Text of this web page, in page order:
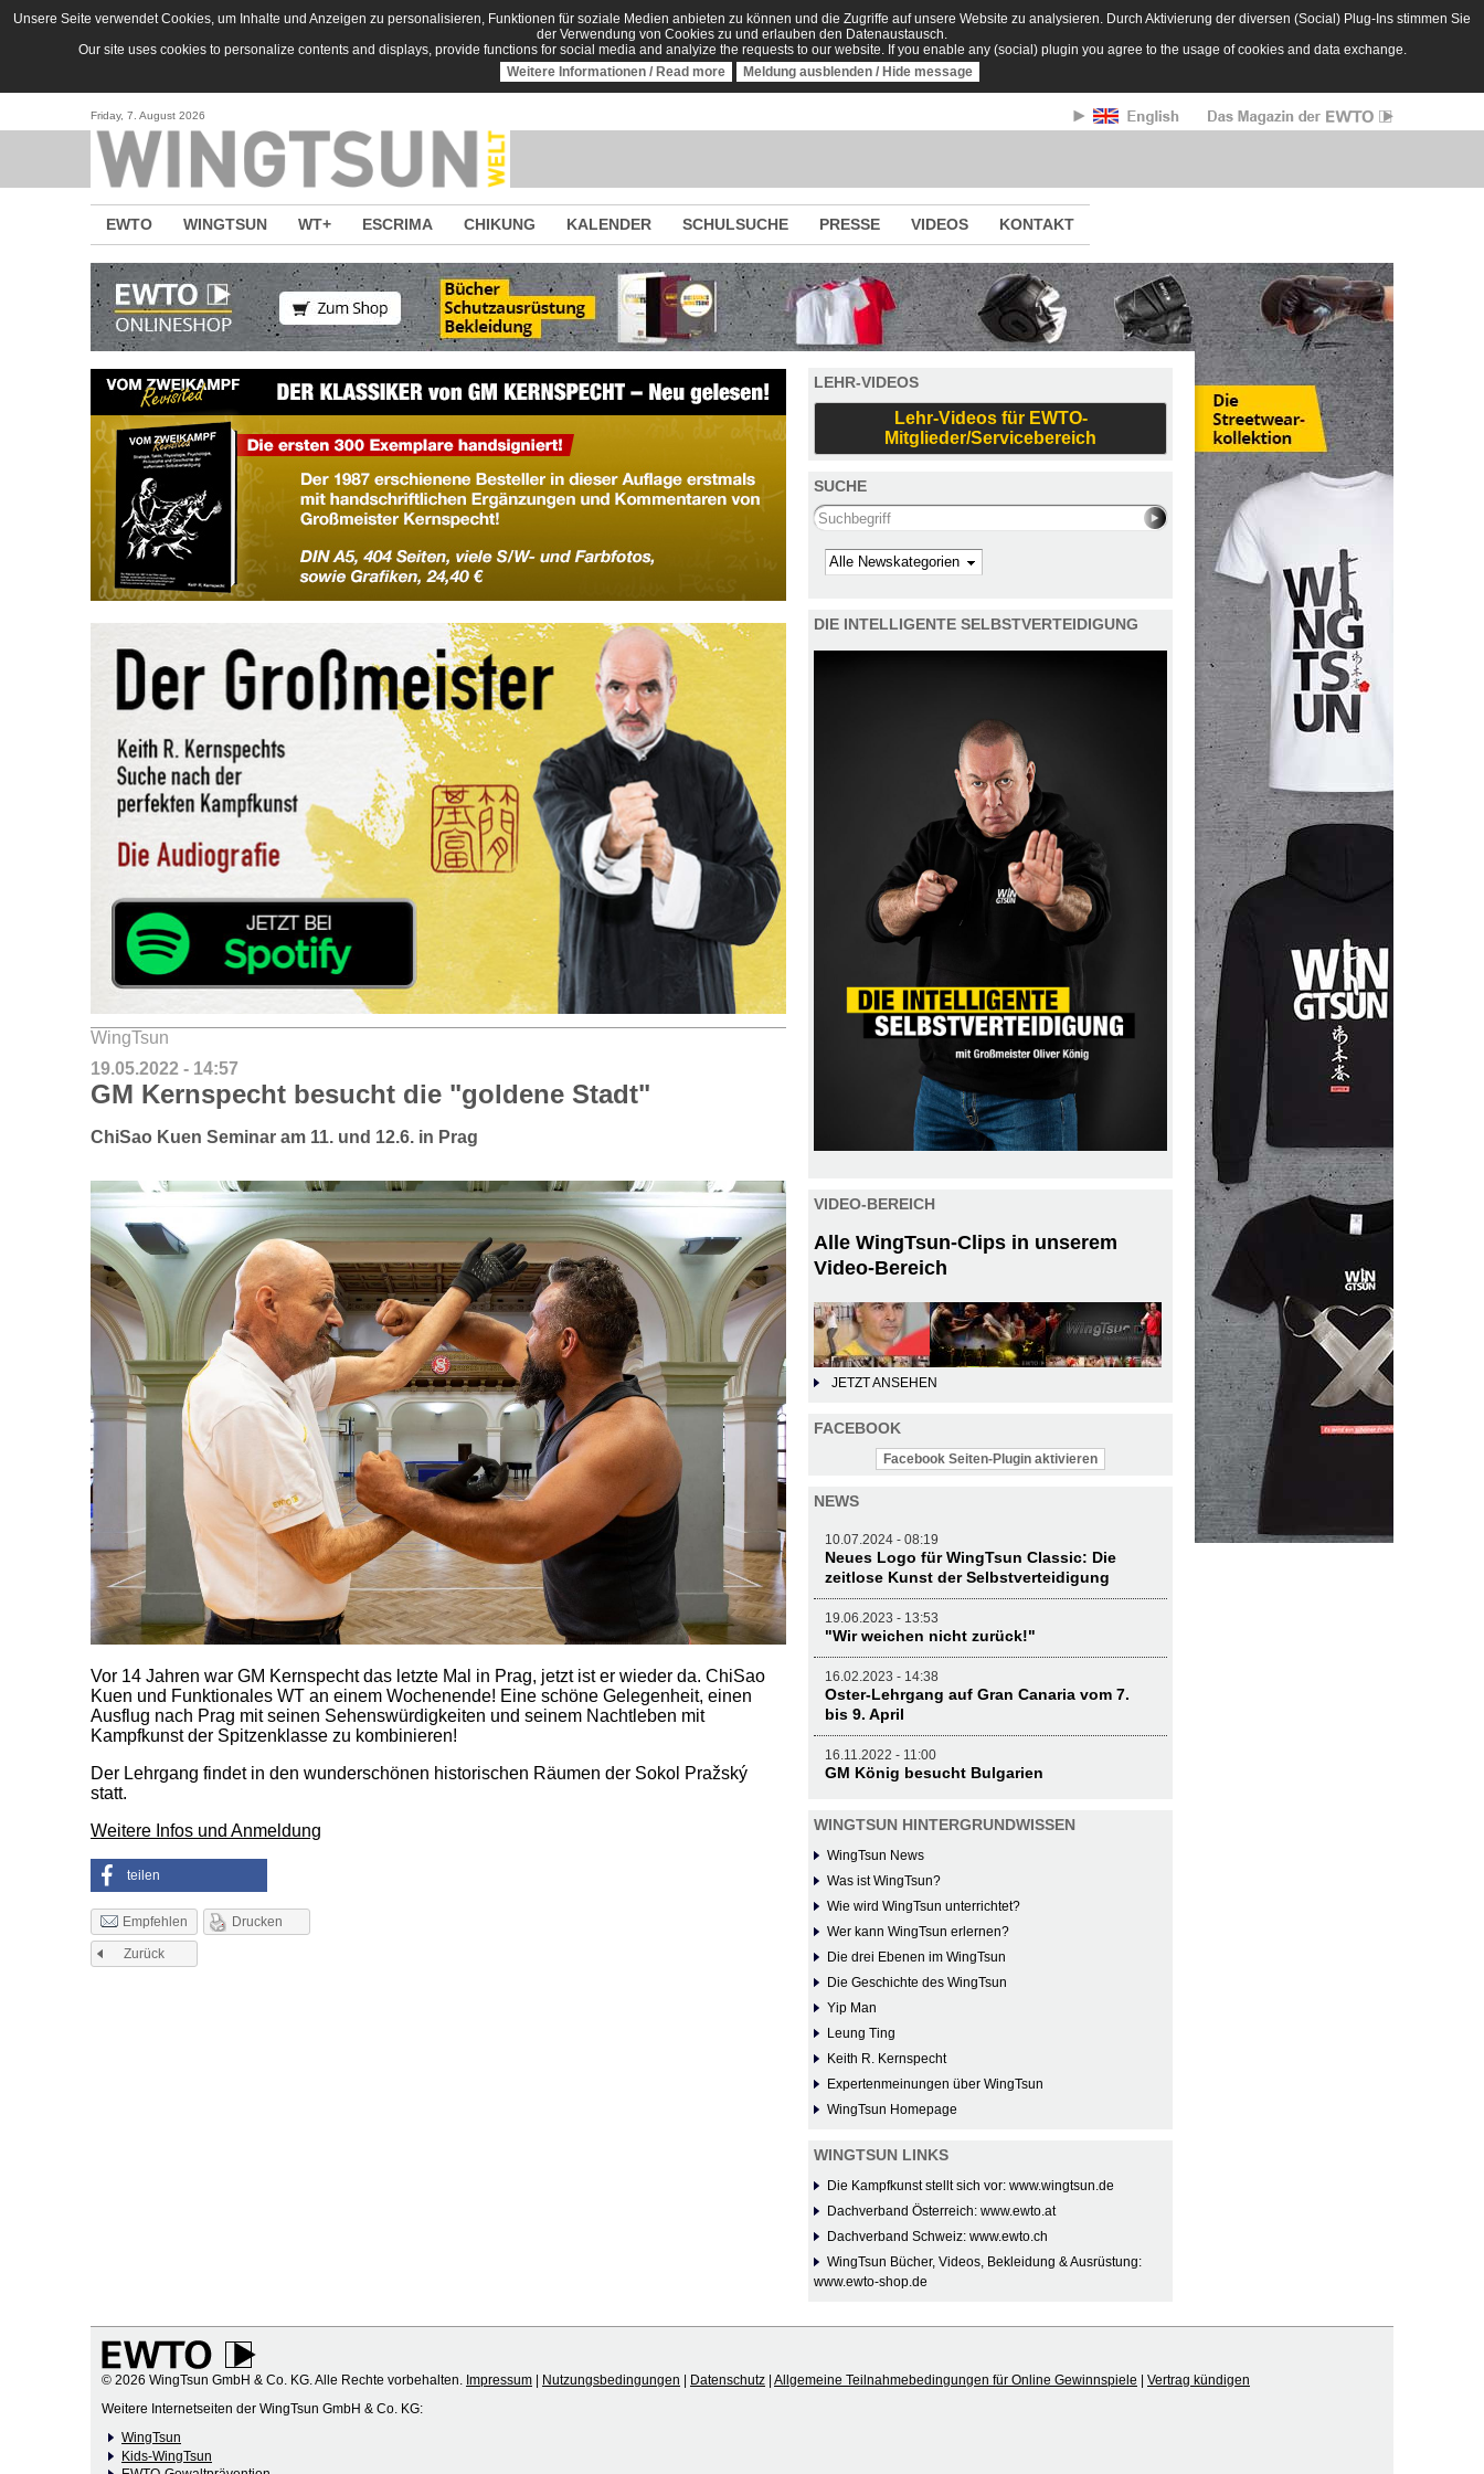
Direkt zum Inhalt
Unsere Seite verwendet Cookies, um Inhalte und Anzeigen zu personalisieren, Funktionen für soziale Medien anbieten zu können und die Zugriffe auf unsere Website zu analysieren. Durch Aktivierung der diversen (Social) Plug-Ins stimmen Sie
der Verwendung von Cookies zu und erlauben den Datenaustausch.
Our site uses cookies to personalize contents and displays, provide functions for social media and analyize the requests to our website. If you enable any (social) plugin you agree to the usage of cookies and data exchange.
Weitere Informationen / Read more
Meldung ausblenden / Hide message
Friday, 7. August 2026
EWTO WINGTSUN WT+ ESCRIMA CHIKUNG KALENDER SCHULSUCHE PRESSE VIDEOS KONTAKT
WingTsun
19.05.2022 - 14:57
GM Kernspecht besucht die "goldene Stadt"
ChiSao Kuen Seminar am 11. und 12.6. in Prag
Vor 14 Jahren war GM Kernspecht das letzte Mal in Prag, jetzt ist er wieder da. ChiSao
Kuen und Funktionales WT an einem Wochenende! Eine schöne Gelegenheit, einen
Ausflug nach Prag mit seinen Sehenswürdigkeiten und seinem Nachtleben mit
Kampfkunst der Spitzenklasse zu kombinieren!
Der Lehrgang findet in den wunderschönen historischen Räumen der Sokol Pražský
statt.
Weitere Infos und Anmeldung
teilen
Empfehlen Drucken
Zurück
LEHR-VIDEOS
Lehr-Videos für EWTO-
Mitglieder/Servicebereich
SUCHE
Search this site
Kategorie
DIE INTELLIGENTE SELBSTVERTEIDIGUNG
VIDEO-BEREICH
Alle WingTsun-Clips in unserem
Video-Bereich
JETZT ANSEHEN
FACEBOOK
Facebook Seiten-Plugin aktivieren
NEWS
10.07.2024 - 08:19
Neues Logo für WingTsun Classic: Die
zeitlose Kunst der Selbstverteidigung
19.06.2023 - 13:53
"Wir weichen nicht zurück!"
16.02.2023 - 14:38
Oster-Lehrgang auf Gran Canaria vom 7.
bis 9. April
16.11.2022 - 11:00
GM König besucht Bulgarien
WINGTSUN HINTERGRUNDWISSEN
WingTsun News
Was ist WingTsun?
Wie wird WingTsun unterrichtet?
Wer kann WingTsun erlernen?
Die drei Ebenen im WingTsun
Die Geschichte des WingTsun
Yip Man
Leung Ting
Keith R. Kernspecht
Expertenmeinungen über WingTsun
WingTsun Homepage
WINGTSUN LINKS
Die Kampfkunst stellt sich vor: www.wingtsun.de
Dachverband Österreich: www.ewto.at
Dachverband Schweiz: www.ewto.ch
WingTsun Bücher, Videos, Bekleidung & Ausrüstung:
www.ewto-shop.de
© 2026 WingTsun GmbH & Co. KG. Alle Rechte vorbehalten. Impressum Nutzungsbedingungen Datenschutz Allgemeine Teilnahmebedingungen für Online Gewinnspiele
Vertrag kündigen
Weitere Internetseiten der WingTsun GmbH & Co. KG:
WingTsun
Kids-WingTsun